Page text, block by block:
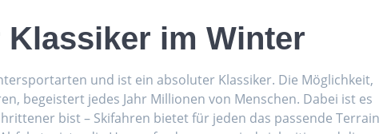
Klassiker im Winter
und ist ein absoluter Klassiker. Die Möglichkeit,
begeistert jedes Jahr Millionen von Menschen. Dabei ist es
bist – Skifahren bietet für jeden das passende